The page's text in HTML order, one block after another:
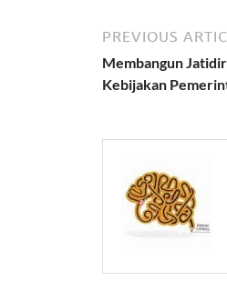
PREVIOUS
Membangun
Kebijakan